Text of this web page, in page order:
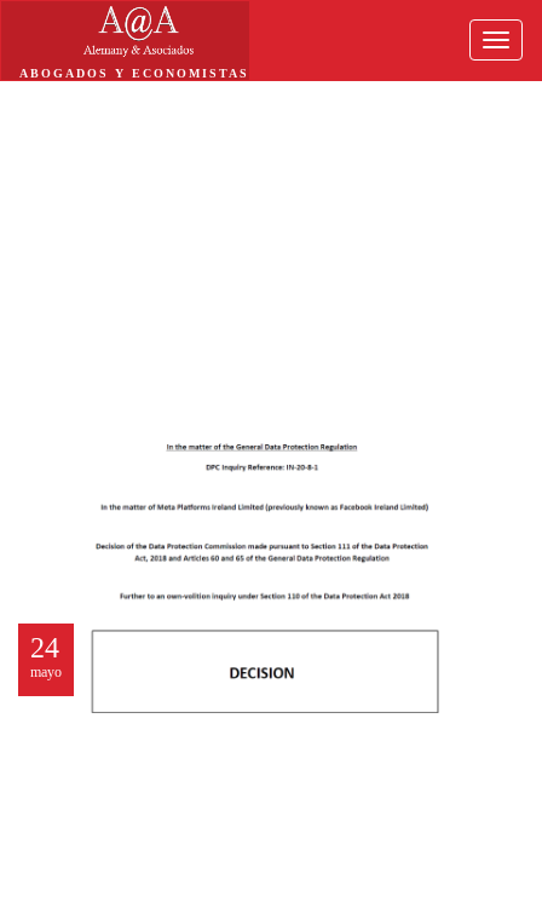
Toggle
ABOGADOS Y ECONOMISTAS
24
mayo